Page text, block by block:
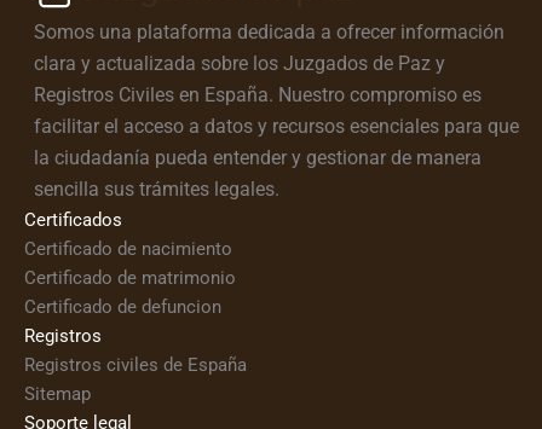
Somos una plataforma dedicada a ofrecer información
clara y actualizada sobre los Juzgados de Paz y
Registros Civiles en España. Nuestro compromiso es
facilitar el acceso a datos y recursos esenciales para que
la ciudadanía pueda entender y gestionar de manera
sencilla sus trámites legales.
Certificados
Certificado de nacimiento
Certificado de matrimonio
Certificado de defuncion
Registros
Registros civiles de España
Sitemap
Soporte legal